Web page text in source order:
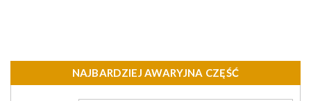
NAJBARDZIEJ AWARYJNA CZĘŚĆ